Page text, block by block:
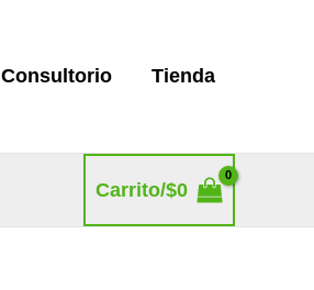
Consultorio Tienda
Carrito/$0